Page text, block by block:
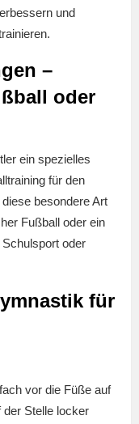
und
–
oder
ein spezielles
für den
besondere Art
Fußball oder ein
oder
für
vor die Füße auf
der Stelle locker